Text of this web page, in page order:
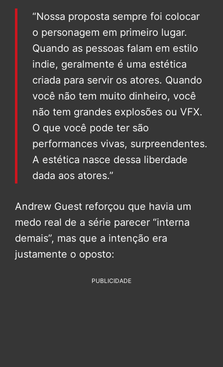
“Nossa proposta sempre foi colocar
o personagem em primeiro lugar.
Quando as pessoas falam em estilo
indie, geralmente é uma estética
criada para servir os atores. Quando
você não tem muito dinheiro, você
não tem grandes explosões ou VFX.
O que você pode ter são
performances vivas, surpreendentes.
A estética nasce dessa liberdade
dada aos atores.”
Andrew Guest reforçou que havia um
medo real de a série parecer “interna
demais”, mas que a intenção era
justamente o oposto:
PUBLICIDADE